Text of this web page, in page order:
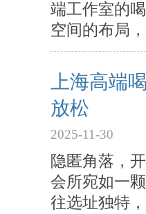
端工作室的
空间的布局
上海高端
放松
2025-11-30
隐匿角落，
会所宛如一
往选址独特